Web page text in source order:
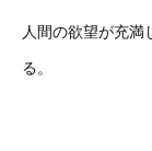
人間の欲望が充満
る。